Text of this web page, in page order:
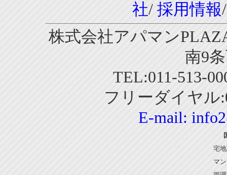
社/ 採用情報
株式会社アパマン
南9
TEL:011-513-
フリーダイヤル
E-mail:
宅
マ